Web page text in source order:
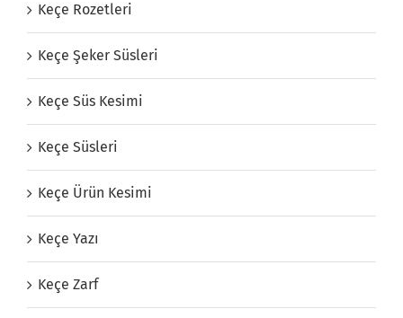
Keçe Rozetleri
Keçe Şeker Süsleri
Keçe Süs Kesimi
Keçe Süsleri
Keçe Ürün Kesimi
Keçe Yazı
Keçe Zarf